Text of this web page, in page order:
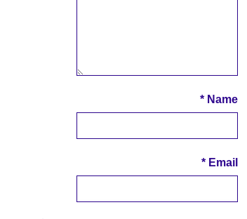
Name
*
Email
*